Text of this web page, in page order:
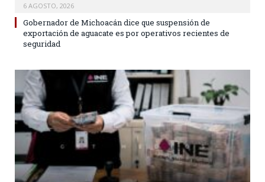
6 AGOSTO, 2026
Gobernador de Michoacán dice que suspensión de
exportación de aguacate es por operativos recientes de
seguridad